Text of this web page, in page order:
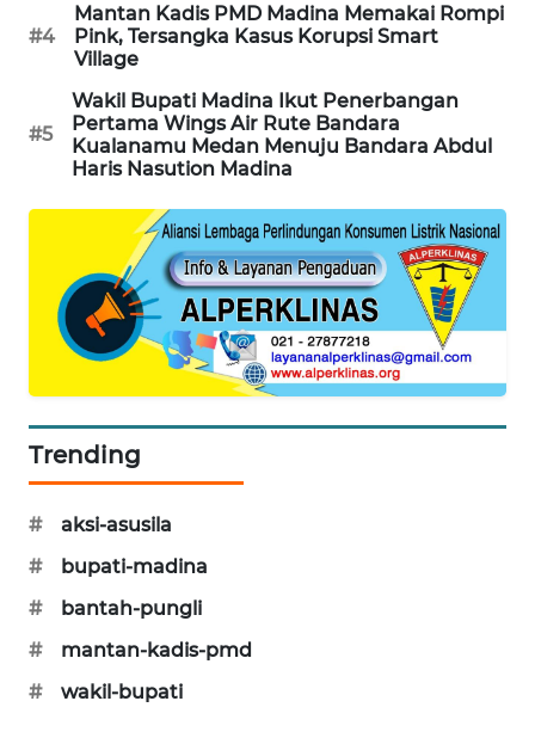
#4
Mantan Kadis PMD Madina Memakai Rompi
Pink, Tersangka Kasus Korupsi Smart
Village
#5
Wakil Bupati Madina Ikut Penerbangan
Pertama Wings Air Rute Bandara
Kualanamu Medan Menuju Bandara Abdul
Haris Nasution Madina
Trending
#
aksi-asusila
#
bupati-madina
#
bantah-pungli
#
mantan-kadis-pmd
#
wakil-bupati
MARITIM
HUMBANG
NEWS
GARONGGANG
ID
ENERGI
NEWS
CILEUNGSI
NEWS
BERKAT
BERAMPU
ANUGERAH